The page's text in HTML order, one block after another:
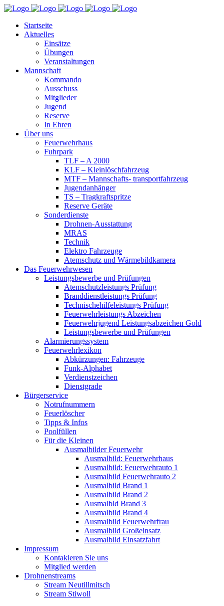
Startseite
Aktuelles
Einsätze
Übungen
Veranstaltungen
Mannschaft
Kommando
Ausschuss
Mitglieder
Jugend
Reserve
In Ehren
Über uns
Feuerwehrhaus
Fuhrpark
TLF – A 2000
KLF – Kleinlöschfahrzeug
MTF – Mannschafts- transportfahrzeug
Jugendanhänger
TS – Tragkraftspritze
Reserve Geräte
Sonderdienste
Drohnen-Ausstattung
MRAS
Technik
Elektro Fahrzeuge
Atemschutz und Wärmebildkamera
Das Feuerwehrwesen
Leistungsbewerbe und Prüfungen
Atemschutzleistungs Prüfung
Branddienstleistungs Prüfung
Technischehilfeleistungs Prüfung
Feuerwehrleistungs Abzeichen
Feuerwehrjugend Leistungsabzeichen Gold
Leistungsbewerbe und Prüfungen
Alarmierungssystem
Feuerwehrlexikon
Abkürzungen: Fahrzeuge
Funk-Alphabet
Verdienstzeichen
Dienstgrade
Bürgerservice
Notrufnummern
Feuerlöscher
Tipps & Infos
Poolfüllen
Für die Kleinen
Ausmalbilder Feuerwehr
Ausmalbild: Feuerwehrhaus
Ausmalbild: Feuerwehrauto 1
Ausmalbild Feuerwehrauto 2
Ausmalbild Brand 1
Ausmalbild Brand 2
Ausmalbld Brand 3
Ausmalbild Brand 4
Ausmalbild Feuerwehrfrau
Ausmalbild Großeinsatz
Ausmalbild Einsatzfahrt
Impressum
Kontakieren Sie uns
Mitglied werden
Drohnenstreams
Stream Neutillmitsch
Stream Stiwoll